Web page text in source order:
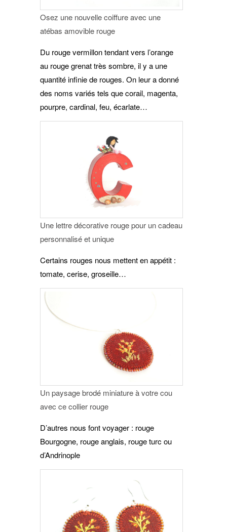
Osez une nouvelle coiffure avec une
atébas amovible rouge
Du rouge vermillon tendant vers l’orange
au rouge grenat très sombre, il y a une
quantité infinie de rouges. On leur a donné
des noms variés tels que corail, magenta,
pourpre, cardinal, feu, écarlate…
Une lettre décorative rouge pour un cadeau
personnalisé et unique
Certains rouges nous mettent en appétit :
tomate, cerise, groseille…
Un paysage brodé miniature à votre cou
avec ce collier rouge
D’autres nous font voyager : rouge
Bourgogne, rouge anglais, rouge turc ou
d’Andrinople